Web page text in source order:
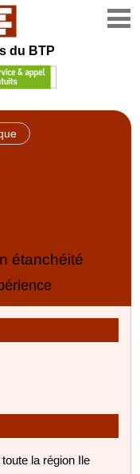
du BTP
étanchéité
la région Ile